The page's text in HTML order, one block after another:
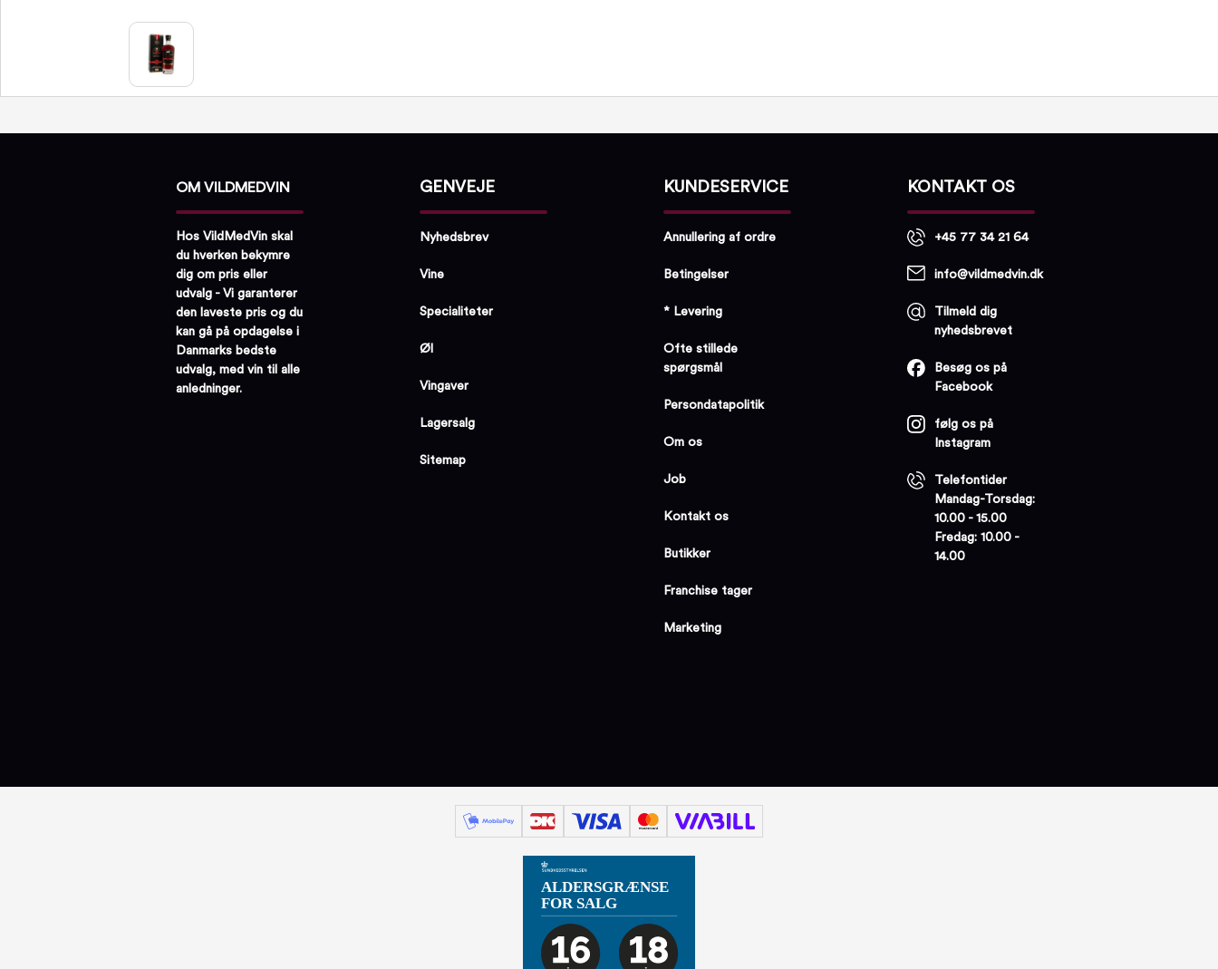
OM VILDMEDVIN
Hos VildMedVin skal
du hverken bekymre
dig om pris eller
udvalg - Vi garanterer
den laveste pris og du
kan gå på opdagelse i
Danmarks bedste
udvalg, med vin til alle
anledninger.
GENVEJE
Nyhedsbrev
Vine
Specialiteter
Øl
Vingaver
Lagersalg
Sitemap
KUNDESERVICE
Annullering af ordre
Betingelser
* Levering
Ofte stillede
spørgsmål
Persondatapolitik
Om os
Job
Kontakt os
Butikker
Franchise tager
Marketing
KONTAKT OS
+45 77 34 21 64
info@vildmedvin.dk
Tilmeld dig
nyhedsbrevet
Besøg os på
Facebook
følg os på
Instagram
Telefontider
Mandag-Torsdag:
10.00 - 15.00
Fredag: 10.00 -
14.00